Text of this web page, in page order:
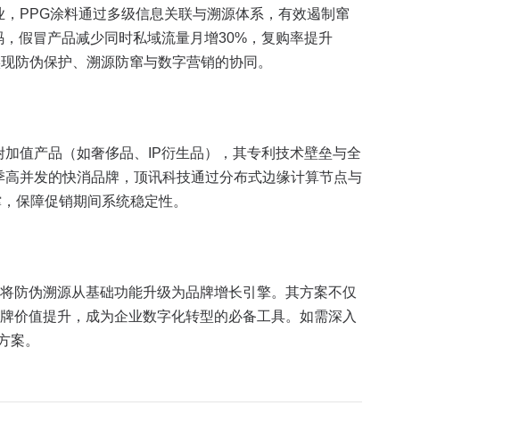
PPG涂料通过多级信息关联与溯源体系，有效遏制窜
假冒产品减少同时私域流量月增30%，复购率提升
防伪保护、溯源防窜与数字营销的协同。
值产品（如奢侈品、IP衍生品），其专利技术壁垒与全
并发的快消品牌，顶讯科技通过分布式边缘计算节点与
保障促销期间系统稳定性。
防伪溯源从基础功能升级为品牌增长引擎。其方案不仅
价值提升，成为企业数字化转型的必备工具。如需深入
案。